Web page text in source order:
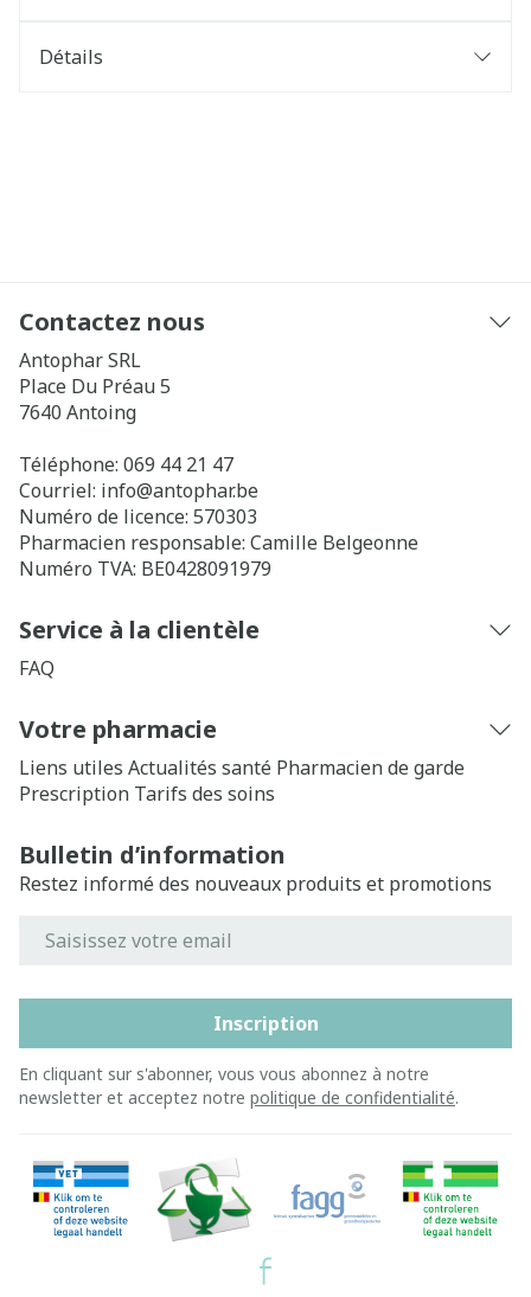
Détails
Contactez nous
Antophar SRL
Place Du Préau 5
7640 Antoing
Téléphone: 069 44 21 47
Courriel: info@antophar.be
Numéro de licence: 570303
Pharmacien responsable: Camille Belgeonne
Numéro TVA: BE0428091979
Service à la clientèle
FAQ
Votre pharmacie
Liens utiles Actualités santé Pharmacien de garde
Prescription Tarifs des soins
Bulletin d’information
Restez informé des nouveaux produits et promotions
Inscription
En cliquant sur s'abonner, vous vous abonnez à notre
newsletter et acceptez notre politique de confidentialité.